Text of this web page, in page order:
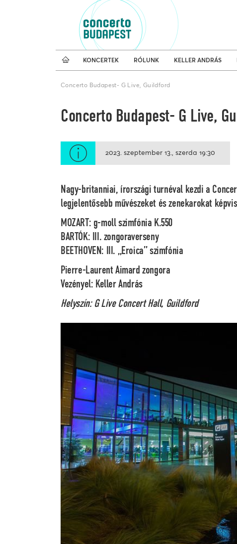
KONCERTEK RÓLUNK KELLER ANDRÁS
Koncertnaptár
Concerto Budapest- G Live, Guildford
Concerto Budapest- G Live,
2023. szeptember 13. szerda 19:30
Nagy-britanniai, írországi turnéval kezdi a
legjelentősebb művészeket és zenekarokat
MOZART: g-moll szimfónia K.550
BARTÓK: III. zongoraverseny
BEETHOVEN: III. „Eroica” szimfónia
Pierre-Laurent Aimard zongora
Vezényel: Keller András
Helyszín: G Live Concert Hall, Guildford